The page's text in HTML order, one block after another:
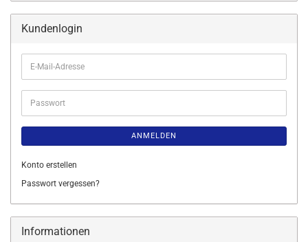
Kundenlogin
E-
Mail-
Adresse
Passwort
ANMELDEN
Konto erstellen
Passwort vergessen?
Informationen